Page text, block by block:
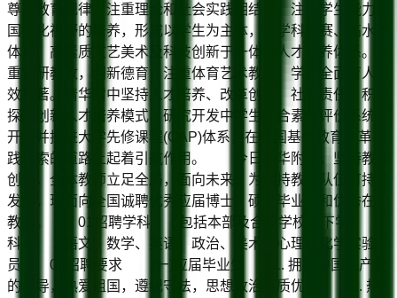
尊重教育规律，注重理论和社会实践相结合，注重学生能力和
国际化视野的培养，形成以学生为主体，集学科竞赛、高水平
体育、高素质文艺美术及科技创新于一体的人才培养体系。注
重科研教改，创新德育，注重体育艺术教育，学校全面育人成
效显著。清华附中坚持人才培养、改革创新、社会责任，积极
探索创新人才培养模式、研究开发中学生综合素质评价系统、
开发并推进大学先修课程(CAP)体系，在全国基础教育改革实
践探索的道路上起着引航作用。 今日清华附中，坚持教育
创新，全体教师立足全局，面向未来，为保持教师队伍可持续
发展，现面向全国诚聘优秀应届博士、硕士毕业生和优秀在职
教师。 01招聘学科 包括本部及合作学校以下学
科： 语文、数学、英语、政治、美术、心理、化学实验
员 02招聘要求 (一)应届毕业生 1. 拥护中国共产党
的领导，热爱祖国，遵纪守法，思想政治素质优秀; 2. 热